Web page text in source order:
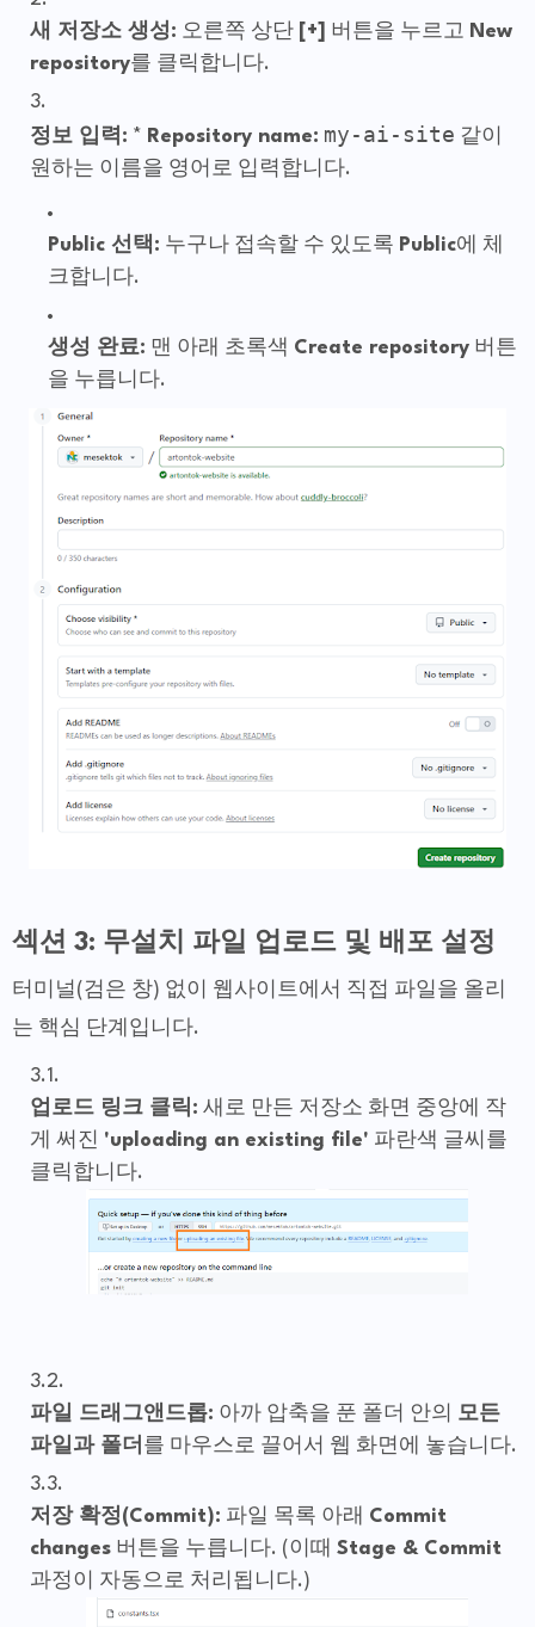
새 저장소 생성: 오른쪽 상단 [+] 버튼을 누르고 New
repository를 클릭합니다.
정보 입력: * Repository name: my-ai-site 같이
원하는 이름을 영어로 입력합니다.
Public 선택: 누구나 접속할 수 있도록 Public에 체
크합니다.
생성 완료: 맨 아래 초록색 Create repository 버튼
을 누릅니다.
섹션 3: 무설치 파일 업로드 및 배포 설정
터미널(검은 창) 없이 웹사이트에서 직접 파일을 올리
는 핵심 단계입니다.
업로드 링크 클릭: 새로 만든 저장소 화면 중앙에 작
게 써진 'uploading an existing file' 파란색 글씨를
클릭합니다.
파일 드래그앤드롭: 아까 압축을 푼 폴더 안의 모든
파일과 폴더 를 마우스로 끌어서 웹 화면에 놓습니다.
저장 확정(Commit): 파일 목록 아래 Commit
changes 버튼을 누릅니다. (이때 Stage & Commit
과정이 자동으로 처리됩니다.)